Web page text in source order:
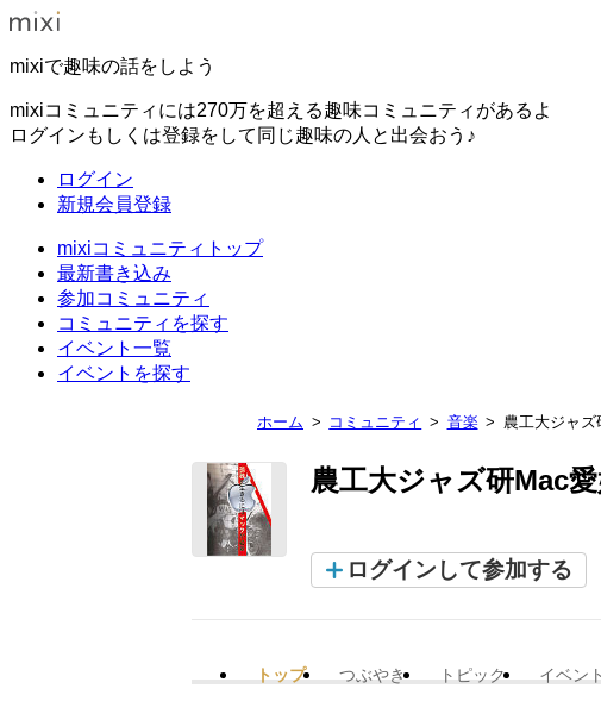
mixiで趣味の話をしよう
mixiコミュニティには270万を超える趣味コミュニティがあるよ
ログインもしくは登録をして同じ趣味の人と出会おう♪
ログイン
新規会員登録
mixiコミュニティトップ
最新書き込み
参加コミュニティ
コミュニティを探す
イベント一覧
イベントを探す
ホーム コミュニティ 音楽 農工大ジャ
農工大ジャズ研Mac
ログインして参加する
トップ つぶやき トピック イベン